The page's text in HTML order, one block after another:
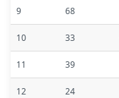
9 68
10 33
11 39
12 24